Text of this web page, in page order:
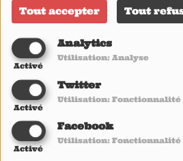
Tout accepter Tout
Analytics
Activé
Utilisation: Analyse
Twitter
Activé
Utilisation: Fonctionnalité
Facebook
Activé
Utilisation: Fonctionnalité